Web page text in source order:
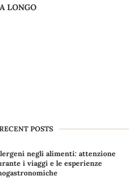
LONGO
POSTS
negli alimenti: attenzione
i viaggi e le esperienze